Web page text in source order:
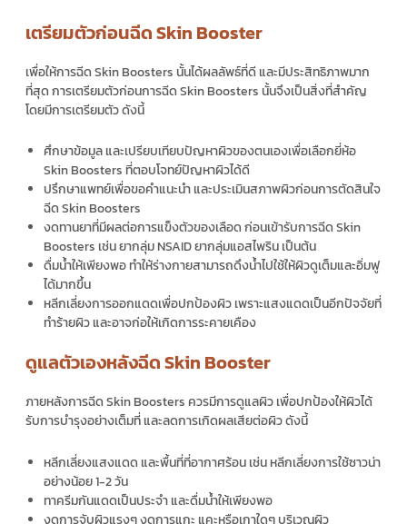
เตรียมตัวก่อนฉีด Skin Booster
เพื่อให้การฉีดSkin Boosters นั้นได้ผลลัพธ์ที่ดี และมีประสิทธิภาพมาก
ที่สุด การเตรียมตัวก่อนการฉีดSkin Boosters นั้นจึงเป็นสิ่งที่สำคัญ
โดยมีการเตรียมตัว ดังนี้
ศึกษาข้อมูล และเปรียบเทียบปัญหาผิวของตนเองเพื่อเลือกยี่ห้อ
Skin Boosters ที่ตอบโจทย์ปัญหาผิวได้ดี
ปรึกษาแพทย์เพื่อขอคำแนะนำ และประเมินสภาพผิวก่อนการตัดสินใจ
ฉีดSkin Boosters
งดทานยาที่มีผลต่อการแข็งตัวของเลือด ก่อนเข้ารับการฉีดSkin
Boosters เช่น ยากลุ่ม NSAID ยากลุ่มแอสไพริน เป็นต้น
ดื่มน้ำให้เพียงพอ ทำให้ร่างกายสามารถดึงน้ำไปใช้ให้ผิวดูเต็มและอิ่มฟู
ได้มากขึ้น
หลีกเลี่ยงการออกแดดเพื่อปกป้องผิว เพราะแสงแดดเป็นอีกปัจจัยที่
ทำร้ายผิว และอาจก่อให้เกิดการระคายเคือง
ดูแลตัวเองหลังฉีด Skin Booster
ภายหลังการฉีดSkin Boosters ควรมีการดูแลผิว เพื่อปกป้องให้ผิวได้
รับการบำรุงอย่างเต็มที่ และลดการเกิดผลเสียต่อผิว ดังนี้
หลีกเลี่ยงแสงแดด และพื้นที่ที่อากาศร้อน เช่น หลีกเลี่ยงการใช้ซาวน่า
อย่างน้อย 1-2 วัน
ทาครีมกันแดดเป็นประจำ และดื่มน้ำให้เพียงพอ
งดการจับผิวแรงๆ งดการแกะ แคะหรือเกาใดๆ บริเวณผิว